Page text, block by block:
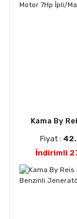
Kama By
Fiyat :
İndirimli